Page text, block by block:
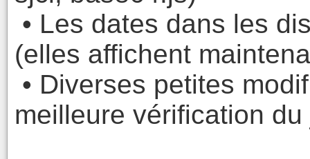
• Les dates dans les
(elles affichent
• Diverses petites
meilleure vérification